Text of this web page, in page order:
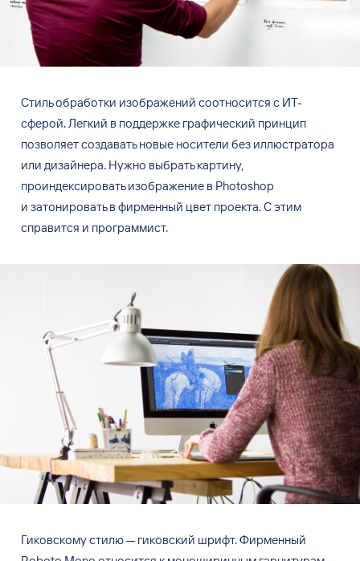
Стиль обработки изображений соотносится с ИТ-
сферой. Легкий в поддержке графический принцип
позволяет создавать новые носители без иллюстратора
или дизайнера. Нужно выбрать картину,
проиндексировать изображение в Photoshop
и затонировать в фирменный цвет проекта. С этим
справится и программист.
Гиковскому стилю — гиковский шрифт. Фирменный